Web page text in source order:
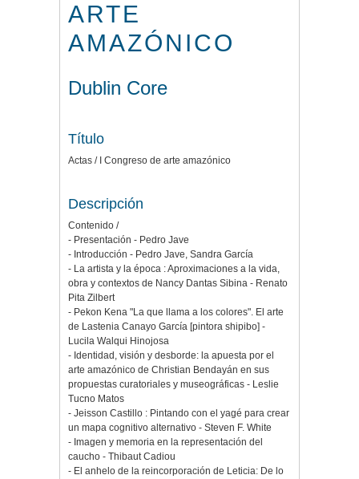
ARTE
AMAZÓNICO
Dublin Core
Título
Actas / I Congreso de arte amazónico
Descripción
Contenido /
- Presentación - Pedro Jave
- Introducción - Pedro Jave, Sandra García
- La artista y la época : Aproximaciones a la vida,
obra y contextos de Nancy Dantas Sibina - Renato
Pita Zilbert
- Pekon Kena "La que llama a los colores". El arte
de Lastenia Canayo García [pintora shipibo] -
Lucila Walqui Hinojosa
- Identidad, visión y desborde: la apuesta por el
arte amazónico de Christian Bendayán en sus
propuestas curatoriales y museográficas - Leslie
Tucno Matos
- Jeisson Castillo : Pintando con el yagé para crear
un mapa cognitivo alternativo - Steven F. White
- Imagen y memoria en la representación del
caucho - Thibaut Cadiou
- El anhelo de la reincorporación de Leticia: De lo